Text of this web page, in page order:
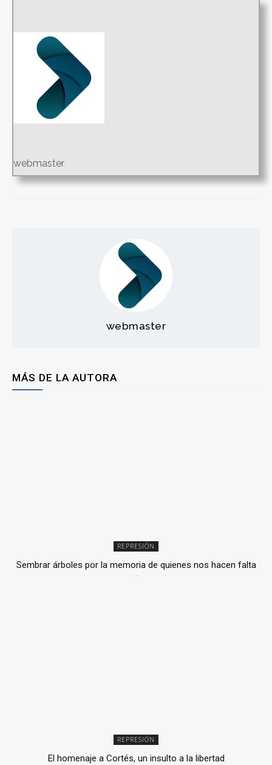
webmaster
webmaster
MÁS DE LA AUTORA
REPRESIÓN
Sembrar árboles por la memoria de quienes nos hacen falta
REPRESIÓN
El homenaje a Cortés, un insulto a la libertad